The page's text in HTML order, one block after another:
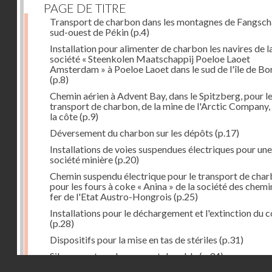
PAGE DE TITRE
Transport de charbon dans les montagnes de
sud-ouest de Pékin(p.4)
Installation pour alimenter de charbon les navires de
société « Steenkolen Maatschappij Poeloe Laoet
Amsterdam » à Poeloe Laoet dans le sud de l'île de
(p.8)
Chemin aérien à Advent Bay, dans le Spitzberg, pour le
transport de charbon, de la mine de l'Arctic Company,
la côte(p.9)
Déversement du charbon sur les dépôts (p.17)
Installations de voies suspendues électriques pour une
société minière(p.20)
Chemin suspendu électrique pour le transport de
pour les fours à coke « Anina » de la société des
fer de l'Etat Austro-Hongrois (p.25)
Installations pour le déchargement et l'extinction du
(p.28)
Dispositifs pour la mise en tas de stériles (p.31)
Silo servant au chargement du sable(p.34)